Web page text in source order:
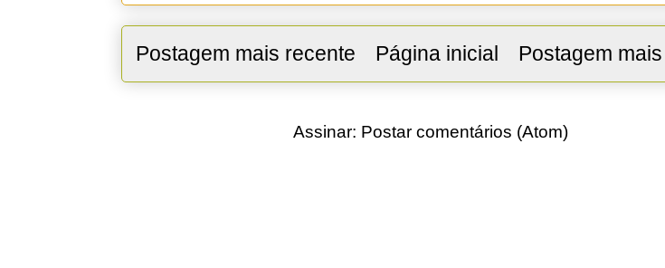
Postagem mais recente Postagem
Página inicial
Assinar: Postar comentários (Atom)